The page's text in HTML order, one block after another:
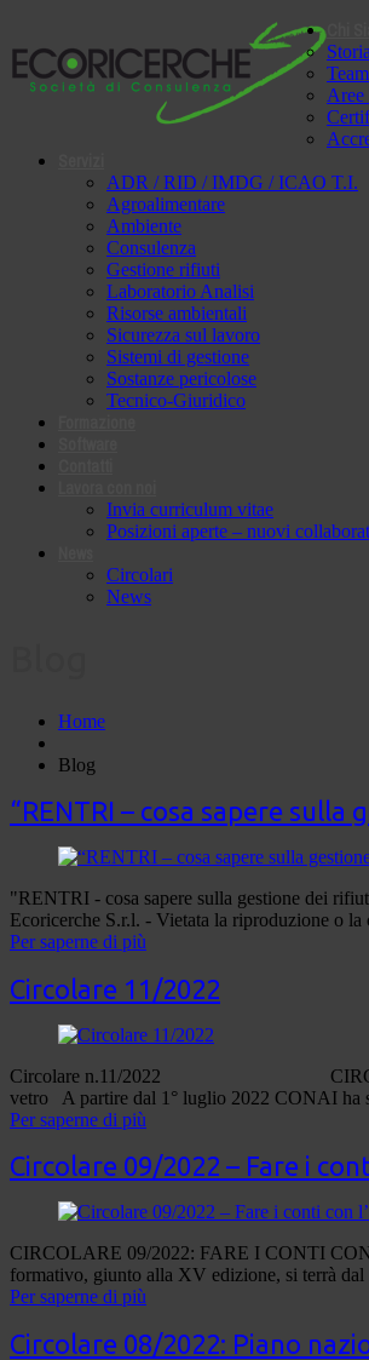
Team
Aree
ADR / RID / IMDG / ICAO T.I.
Agroalimentare
Ambiente
Consulenza
Gestione rifiuti
Laboratorio Analisi
Risorse ambientali
Sicurezza sul lavoro
Sistemi di gestione
Sostanze pericolose
Tecnico-Giuridico
Invia curriculum vitae
Posizioni aperte – nuovi
Circolari
News
Home
Blog
“RENTRI – cosa sapere sulla
"RENTRI - cosa sapere sulla gestione dei
Ecoricerche S.r.l. - Vietata la riproduzione o
Per saperne di più
Circolare 11/2022
Circolare n.11/2022 CIRCOLARE 11/
vetro A partire dal 1° luglio 2022 CONAI ha
Per saperne di più
Circolare 09/2022 – Fare i
CIRCOLARE 09/2022: FARE I CONTI CON
formativo, giunto alla XV edizione, si terrà
Per saperne di più
Circolare 08/2022: Piano